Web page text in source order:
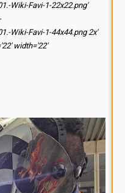
Wiki-Favi-1-22x22.png'
Wiki-Favi-1-44x44.png 2x'
width='22'